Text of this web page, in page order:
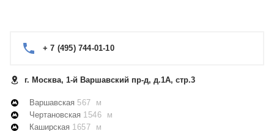
+ 7 (495) 744-01-10
г. Москва, 1-й Варшавский пр-д, д.1А, стр.3
Варшавская 567 м
Чертановская 1546 м
Каширская 1657 м